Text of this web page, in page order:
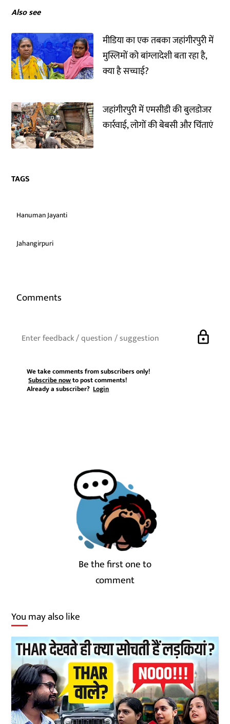
Also see
मीडिया का एक तबका जहांगीरपुरी में
मुस्लिमों को बांग्लादेशी बता रहा है,
क्या है सच्चाई?
जहांगीरपुरी में एमसीडी की बुलडोजर
कार्रवाई, लोगों की बेबसी और चिंताएं
TAGS
Hanuman Jayanti
Jahangirpuri
Comments
lock
We take comments from subscribers only!
Subscribe nowto post comments!
Already a subscriber?Login
Be the first one to
comment
You may also like